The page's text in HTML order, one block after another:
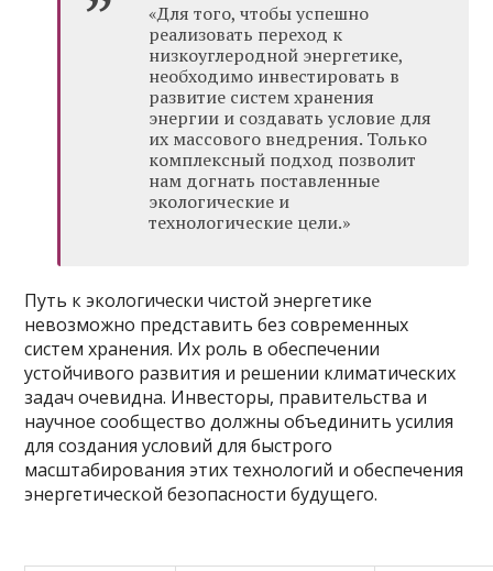
«Для того, чтобы успешно
реализовать переход к
низкоуглеродной энергетике,
необходимо инвестировать в
развитие систем хранения
энергии и создавать условие для
их массового внедрения. Только
комплексный подход позволит
нам догнать поставленные
экологические и
технологические цели.»
Путь к экологически чистой энергетике
невозможно представить без современных
систем хранения. Их роль в обеспечении
устойчивого развития и решении климатических
задач очевидна. Инвесторы, правительства и
научное сообщество должны объединить усилия
для создания условий для быстрого
масштабирования этих технологий и обеспечения
энергетической безопасности будущего.